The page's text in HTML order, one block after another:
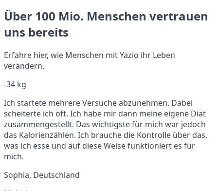
Über 100 Mio. Menschen vertrauen
uns bereits
Erfahre hier, wie Menschen mit Yazio ihr Leben
verändern.
-34 kg
Ich startete mehrere Versuche abzunehmen. Dabei
scheiterte ich oft. Ich habe mir dann meine eigene Diät
zusammengestellt. Das wichtigste für mich war jedoch
das Kalorienzählen. Ich brauche die Kontrolle über das,
was ich esse und auf diese Weise funktioniert es für
mich.
Sophia, Deutschland